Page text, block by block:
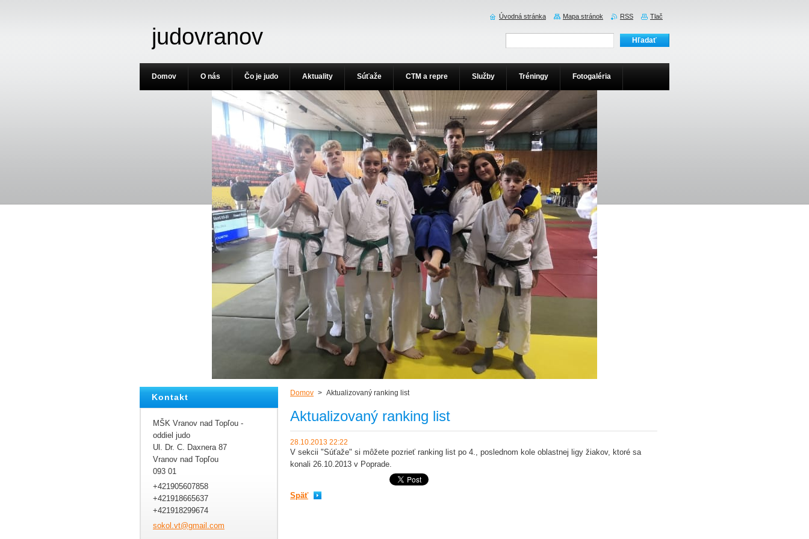
judovranov
Domov > Aktualizovaný ranking list
Aktualizovaný ranking list
28.10.2013 22:22
V sekcii "Súťaže" si môžete pozrieť ranking list po 4., poslednom kole oblastnej ligy žiakov, ktoré sa
konali 26.10.2013 v Poprade.
Späť
Kontakt
MŠK Vranov nad Topľou -
oddiel judo
Ul. Dr. C. Daxnera 87
Vranov nad Topľou
093 01
+421905607858
+421918665637
+421918299674
sokol.vt@gmail.com
Domov O nás Čo je judo Aktuality Súťaže CTM a repre Služby Tréningy Fotogaléria
Úvodná stránka Mapa stránok RSS Tlač